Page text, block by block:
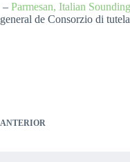
– Parmesan, Italian
general de Consorzio di
ANTERIOR